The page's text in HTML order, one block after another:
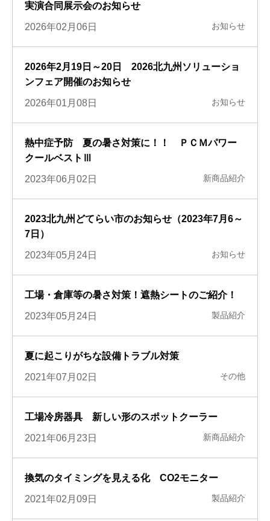
実演合同展示会のお知らせ
2026年02月06日 お知らせ
2026年2月19日～20日 2026北九州ソリューショ
ンフェア開催のお知らせ
2026年01月08日 お知らせ
熱中症予防 夏の暑さ対策に！！ ＰＣＭパワー
クールベストⅢ
2023年06月02日 新商品紹介
2023北九州どてらい市のお知らせ（2023年7月6～
7日）
2023年05月24日 お知らせ
工場・倉庫等の暑さ対策！遮熱シートのご紹介！
2023年05月24日 製品紹介
夏に起こりがちな設備トラブル対策
2021年07月02日 その他
工場冷房器具 新しい形のスポットクーラー
2021年06月23日 新商品紹介
換気のタイミングを見える化 CO2モニター
2021年02月09日 製品紹介